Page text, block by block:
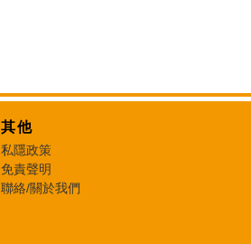
其他
私隱政策
免責聲明
聯絡/關於我們